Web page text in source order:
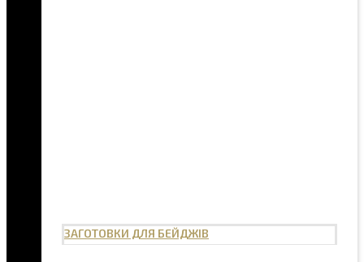
ЗАГОТОВКИ ДЛЯ БЕЙДЖІВ